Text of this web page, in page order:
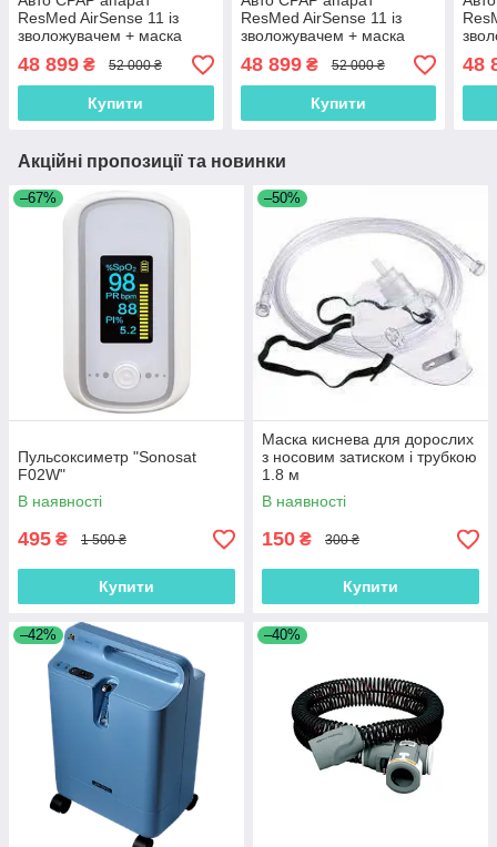
ResMed AirSense 11 із
зволожувачем + маска
AIRFIT F20 L
48 899 ₴ 52 000 ₴
Купити
ResMed AirSense 11 із
зволожувачем + маска
AIRFIT F20 M
48 899₴ 52 000 ₴
Купити
48
Акційні пропозиції та новинки
–67%
Пульсоксиметр "Sonosat
F02W"
В наявності
495 ₴ 1 500 ₴
Купити
–50%
Маска киснева для дорослих
з носовим затиском і трубкою
1.8 м
В наявності
150 ₴ 300 ₴
Купити
–42% –40%